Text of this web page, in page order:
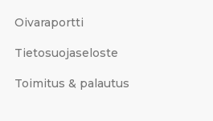
Oivaraportti
Tietosuojaseloste
Toimitus & palautus